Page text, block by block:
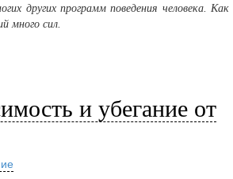
других программ поведения человека. Как
много сил.
и убегание от